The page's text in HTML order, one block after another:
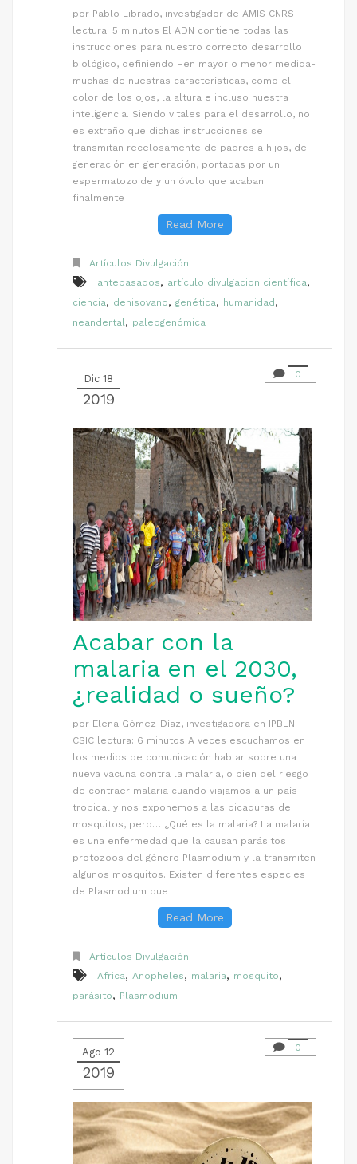
por Pablo Librado, investigador de AMIS CNRS
lectura: 5 minutos El ADN contiene todas las
instrucciones para nuestro correcto desarrollo
biológico, definiendo –en mayor o menor medida-
muchas de nuestras características, como el
color de los ojos, la altura e incluso nuestra
inteligencia. Siendo vitales para el desarrollo, no
es extraño que dichas instrucciones se
transmitan recelosamente de padres a hijos, de
generación en generación, portadas por un
espermatozoide y un óvulo que acaban
finalmente
Read More
Artículos Divulgación
antepasados, artículo divulgacion científica,
ciencia, denisovano, genética, humanidad ,
neandertal, paleogenómica
Dic 18
2019
0
Acabar con la
malaria en el 2030,
¿realidad o sueño?
por Elena Gómez-Díaz, investigadora en IPBLN-
CSIC lectura: 6 minutos A veces escuchamos en
los medios de comunicación hablar sobre una
nueva vacuna contra la malaria, o bien del riesgo
de contraer malaria cuando viajamos a un país
tropical y nos exponemos a las picaduras de
mosquitos, pero… ¿Qué es la malaria? La malaria
es una enfermedad que la causan parásitos
protozoos del género Plasmodium y la transmiten
algunos mosquitos. Existen diferentes especies
de Plasmodium que
Read More
Artículos Divulgación
Africa, Anopheles, malaria, mosquito,
parásito, Plasmodium
Ago 12
2019
0